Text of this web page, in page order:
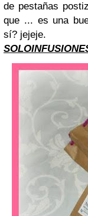
de pestañas
que ... es una
sí? jejeje.